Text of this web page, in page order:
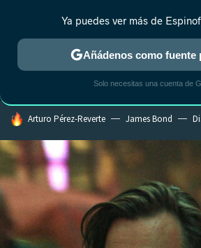
MENÚ
ESTRENOS REALITY ANIME
HOY SE HABLA DE
Arturo Pérez-Reverte James Bond
Ya puedes ver más de
Añádenos como fuente
Solo necesitas una cuenta de